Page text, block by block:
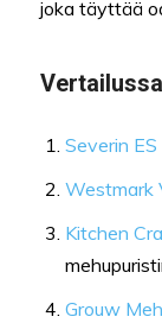
joka täyttää
Severin
Westmark
Kitchen
Grouw